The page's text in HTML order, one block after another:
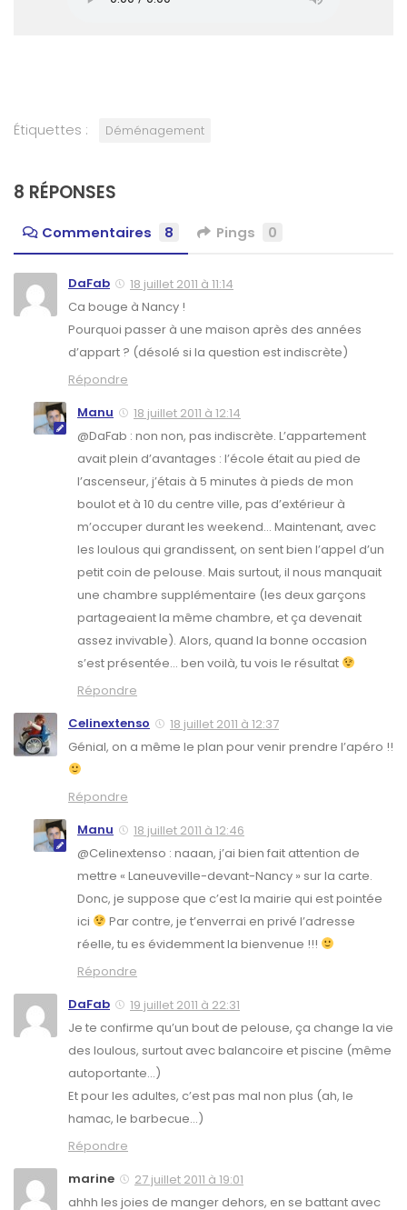
Étiquettes : Déménagement
8 RÉPONSES
Commentaires 8 Pings 0
DaFab
18 juillet 2011 à 11:14
Ca bouge à Nancy !
Pourquoi passer à une maison après des années
d’appart ? (désolé si la question est indiscrète)
Répondre
Manu
18 juillet 2011 à 12:14
@DaFab : non non, pas indiscrète. L’appartement
avait plein d’avantages : l’école était au pied de
l’ascenseur, j’étais à 5 minutes à pieds de mon
boulot et à 10 du centre ville, pas d’extérieur à
m’occuper durant les weekend… Maintenant, avec
les loulous qui grandissent, on sent bien l’appel d’un
petit coin de pelouse. Mais surtout, il nous manquait
une chambre supplémentaire (les deux garçons
partageaient la même chambre, et ça devenait
assez invivable). Alors, quand la bonne occasion
s’est présentée… ben voilà, tu vois le résultat
Répondre
Celinextenso
18 juillet 2011 à 12:37
Génial, on a même le plan pour venir prendre l’apéro !!
Répondre
Manu
18 juillet 2011 à 12:46
@Celinextenso : naaan, j’ai bien fait attention de
mettre « Laneuveville-devant-Nancy » sur la carte.
Donc, je suppose que c’est la mairie qui est pointée
ici
Par contre, je t’enverrai en privé l’adresse
réelle, tu es évidemment la bienvenue !!!
Répondre
DaFab
19 juillet 2011 à 22:31
Je te confirme qu’un bout de pelouse, ça change la vie
des loulous, surtout avec balancoire et piscine (même
autoportante…)
Et pour les adultes, c’est pas mal non plus (ah, le
hamac, le barbecue…)
Répondre
marine
27 juillet 2011 à 19:01
ahhh les joies de manger dehors, en se battant avec